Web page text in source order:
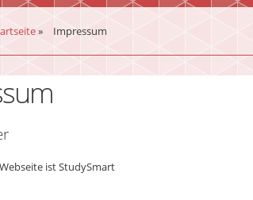
» Impressum
ist StudySmart